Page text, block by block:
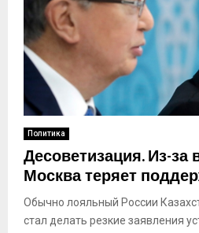
Политика
Десоветизация. Из-
Москва теряет
Обычно лояльный России
стал делать резкие заявления